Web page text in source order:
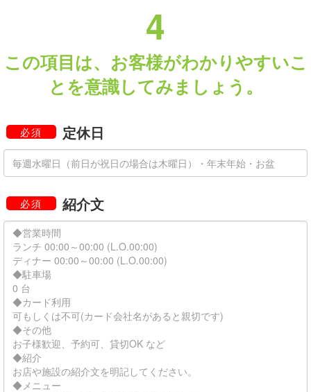
4
この項目は、お客様がわかりやすいこ
とを意識してみましょう。
必須 定休日
必須 紹介文